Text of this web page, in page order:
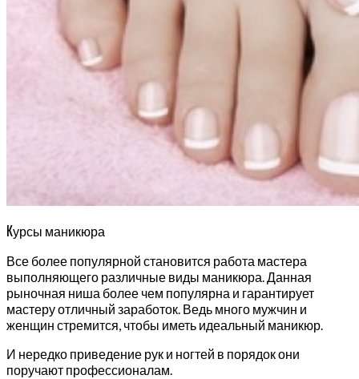
Курсы маникюра
Все более популярной становится работа мастера
выполняющего различные виды маникюра. Данная
рыночная ниша более чем популярна и гарантирует
мастеру отличный заработок. Ведь много мужчин и
женщин стремится, чтобы иметь идеальный маникюр.
И нередко приведение рук и ногтей в порядок они
поручают профессионалам.